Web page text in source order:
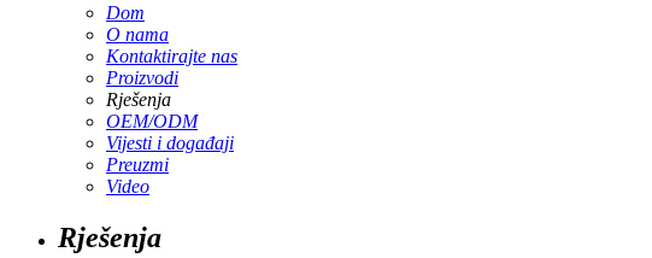
Dom
O nama
Kontaktirajte nas
Proizvodi
Rješenja
OEM/ODM
Vijesti i događaji
Preuzmi
Video
Rješenja